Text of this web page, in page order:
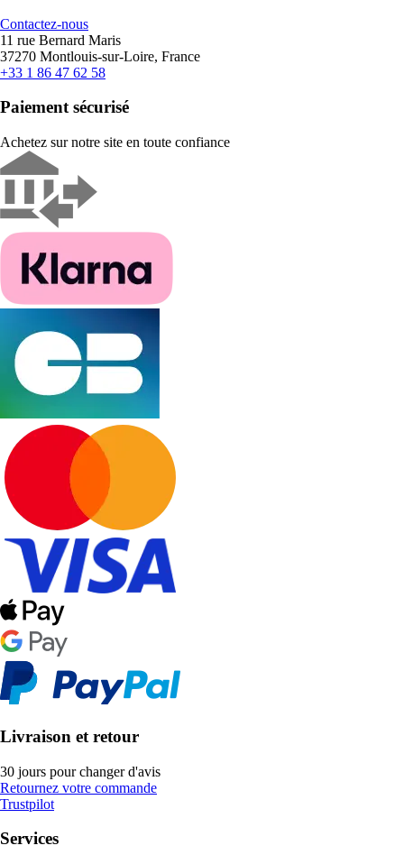
Contactez-nous
11 rue Bernard Maris
37270 Montlouis-sur-Loire, France
+33 1 86 47 62 58
Paiement sécurisé
Achetez sur notre site en toute confiance
Livraison et retour
30 jours pour changer d'avis
Retournez votre commande
Trustpilot
Services